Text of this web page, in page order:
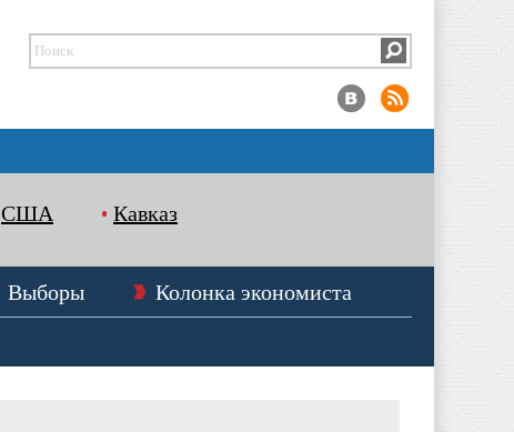
США Кавказ
Выборы
Колонка экономиста